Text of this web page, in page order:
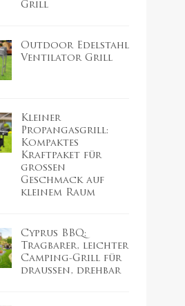
Grill
Outdoor Edelstahl
Ventilator Grill
Kleiner
Propangasgrill:
Kompaktes
Kraftpaket für
großen
Geschmack auf
kleinem Raum
Cyprus BBQ:
Tragbarer, leichter
Camping-Grill für
draußen, drehbar